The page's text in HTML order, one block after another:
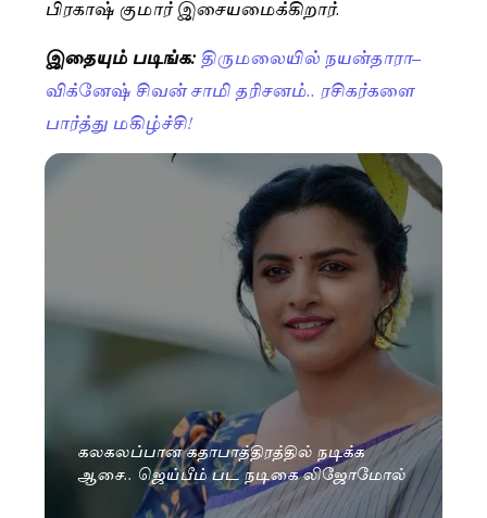
பிரகாஷ் குமார் இசையமைக்கிறார்.
இதையும் படிங்க: திருமலையில் நயன்தாரா–
விக்னேஷ் சிவன் சாமி தரிசனம்.. ரசிகர்களை
பார்த்து மகிழ்ச்சி!
கலகலப்பான கதாபாத்திரத்தில் நடிக்க
ஆசை.. ஜெய்பீம் பட நடிகை லிஜோமோல்